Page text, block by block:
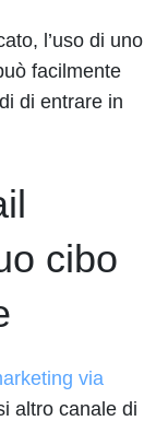
l’uso di uno
facilmente
di entrare in
cibo
via
altro canale di